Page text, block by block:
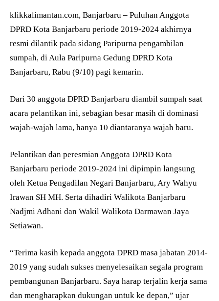
klikkalimantan.com, Banjarbaru – Puluhan Anggota
DPRD Kota Banjarbaru periode 2019-2024 akhirnya
resmi dilantik pada sidang Paripurna pengambilan
sumpah, di Aula Paripurna Gedung DPRD Kota
Banjarbaru, Rabu (9/10) pagi kemarin.
Dari 30 anggota DPRD Banjarbaru diambil sumpah saat
acara pelantikan ini, sebagian besar masih di dominasi
wajah-wajah lama, hanya 10 diantaranya wajah baru.
Pelantikan dan peresmian Anggota DPRD Kota
Banjarbaru periode 2019-2024 ini dipimpin langsung
oleh Ketua Pengadilan Negari Banjarbaru, Ary Wahyu
Irawan SH MH. Serta dihadiri Walikota Banjarbaru
Nadjmi Adhani dan Wakil Walikota Darmawan Jaya
Setiawan.
“Terima kasih kepada anggota DPRD masa jabatan 2014-
2019 yang sudah sukses menyelesaikan segala program
pembangunan Banjarbaru. Saya harap terjalin kerja sama
dan mengharapkan dukungan untuk ke depan,” ujar